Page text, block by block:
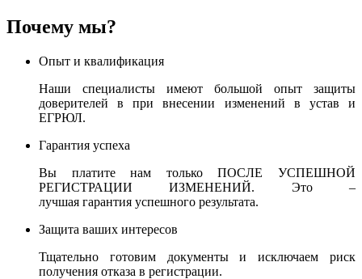
Почему мы?
Опыт и квалификация
Наши специалисты имеют большой опыт защиты
доверителей в при внесении изменений в устав и
ЕГРЮЛ.
Гарантия успеха
Вы платите нам только ПОСЛЕ УСПЕШНОЙ
РЕГИСТРАЦИИ ИЗМЕНЕНИЙ. Это –
лучшая гарантия успешного результата.
Защита ваших интересов
Тщательно готовим документы и исключаем риск
получения отказа в регистрации.